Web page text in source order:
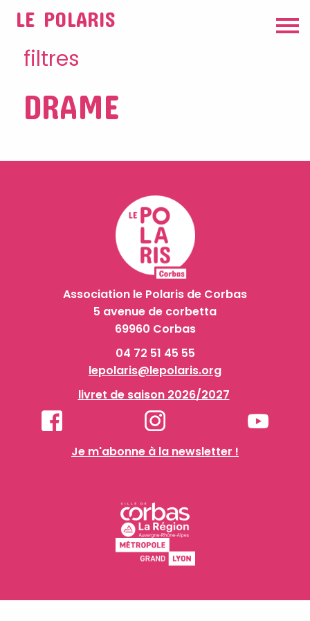
LE POLARIS
filtres
DRAME
Association le Polaris de Corbas
5 avenue de corbetta
69960 Corbas
04 72 51 45 55
lepolaris@lepolaris.org
livret de saison 2026/2027
Je m'abonne à la newsletter !